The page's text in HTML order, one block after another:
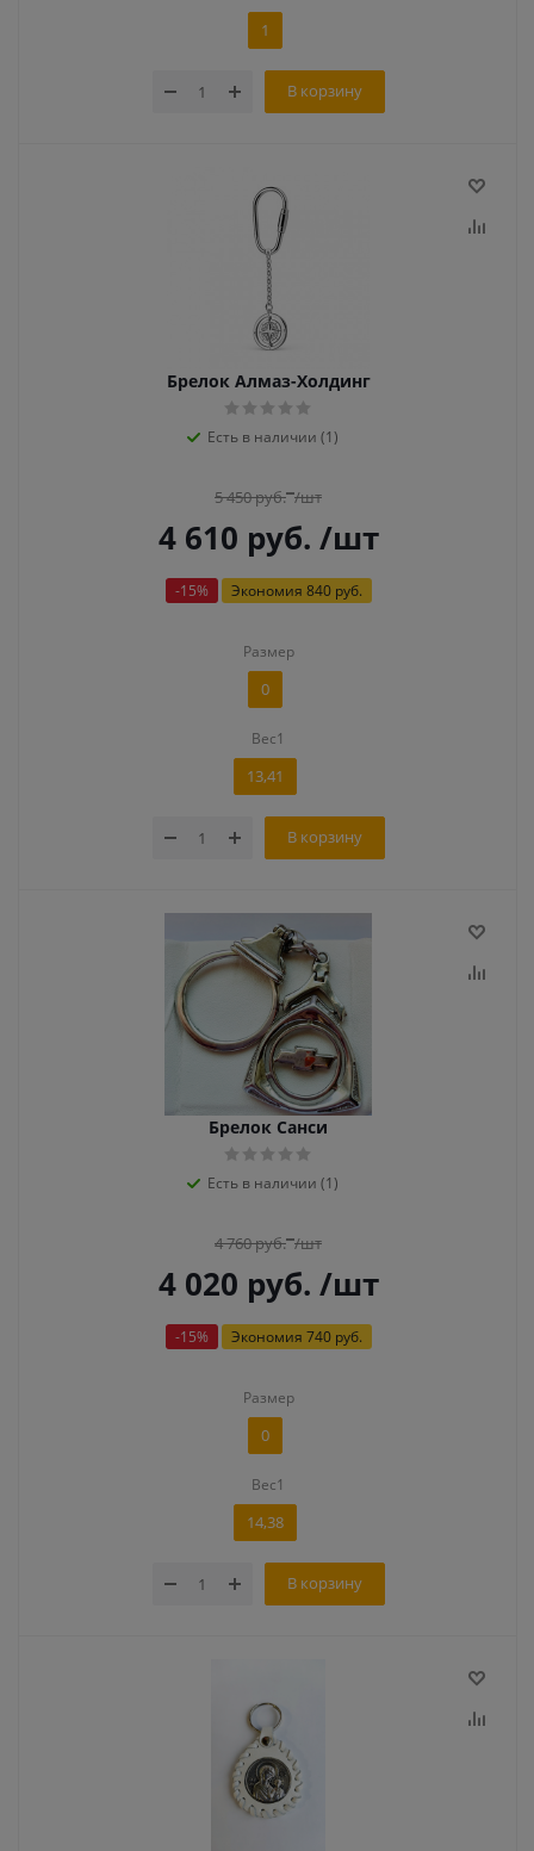
1
В корзину
Брелок Алмаз-Холдинг
Есть в наличии (1)
5 450руб. /шт
4 610 руб. /шт
-15% Экономия 840 руб.
Размер
0
Вес1
13,41
В корзину
Брелок Санси
Есть в наличии (1)
4 760руб. /шт
4 020 руб. /шт
-15% Экономия 740 руб.
Размер
0
Вес1
14,38
В корзину